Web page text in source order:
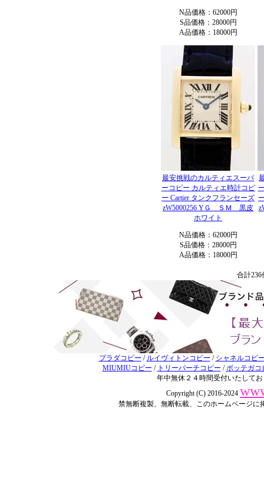
N品価格：62000円
S品価格：28000円
A品価格：18000円
最安挑戦のカルティエスーパ
ーコピー カルティエ時計コピ
ー Cartier タンクフランセーズ
zW5000256 YＧ ＳＭ 黒皮
ホワイト
N品価格：62000円
S品価格：28000円
A品価格：18000円
合計
プラダコピー / ルイヴィトンコピー / シャネルコピ
MIUMIUコピー / トリーバーチコピー /ボッテガコ
年中無休２４時間受付いたして
Copyright (C) 2016-2024
禁無断複製、無断転載、このホームページ